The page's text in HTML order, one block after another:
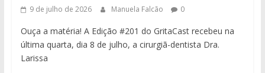
9 de julho de 2026 Manuela Falcão 0
Ouça a matéria! A Edição #201 do GritaCast recebeu na
última quarta, dia 8 de julho, a cirurgiã-dentista Dra.
Larissa